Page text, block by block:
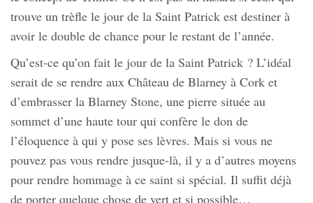
trouve un trèfle le jour de la Saint Patrick est destiner à
avoir le double de chance pour le restant de l’année.
Qu’est-ce qu’on fait le jour de la Saint Patrick ? L’idéal
serait de se rendre aux Château de Blarney à Cork et
d’embrasser la Blarney Stone, une pierre située au
sommet d’une haute tour qui confère le don de
l’éloquence à qui y pose ses lèvres. Mais si vous ne
pouvez pas vous rendre jusque-là, il y a d’autres moyens
pour rendre hommage à ce saint si spécial. Il suffit déjà
de porter quelque chose de vert et si possible…